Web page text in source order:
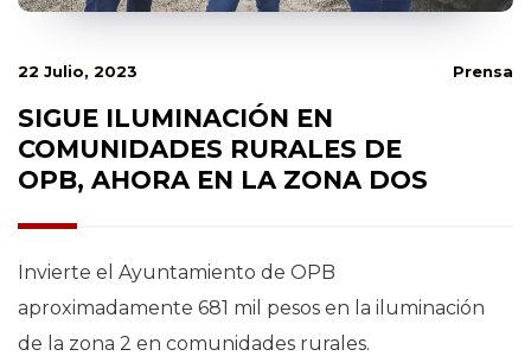
22 Julio, 2023 Prensa
SIGUE ILUMINACIÓN EN
COMUNIDADES RURALES DE
OPB, AHORA EN LA ZONA DOS
Invierte el Ayuntamiento de OPB
aproximadamente 681 mil pesos en la iluminación
de la zona 2 en comunidades rurales.